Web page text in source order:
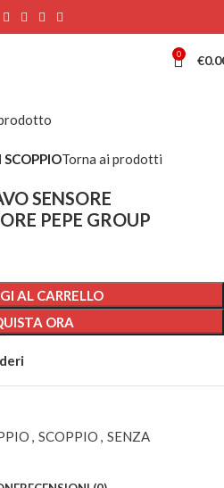
0 €
SCOPPIOTorna ai prodotti
SENSORE
PEPE GROUP
AL CARRELLO
ORA
, SCOPPIO , SENZA